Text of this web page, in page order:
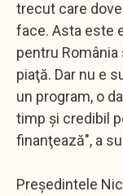
trecut care
face. Asta este
pentru
piaţă. Dar nu e
un program, o
timp şi credibil
finanţează", a
Preşedintele